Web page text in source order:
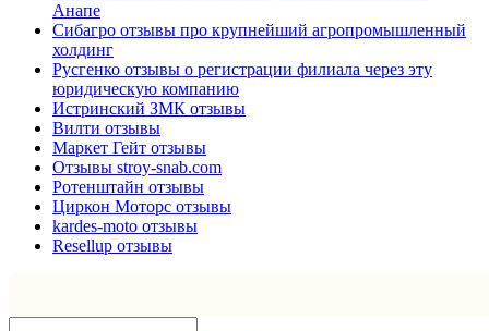
Анапе
Сибагро отзывы про крупнейший агропромышленный
холдинг
Русгенко отзывы о регистрации филиала через эту
юридическую компанию
Истринский ЗМК отзывы
Вилти отзывы
Маркет Гейт отзывы
Отзывы stroy-snab.com
Ротенштайн отзывы
Циркон Моторс отзывы
kardes-moto отзывы
Resellup отзывы